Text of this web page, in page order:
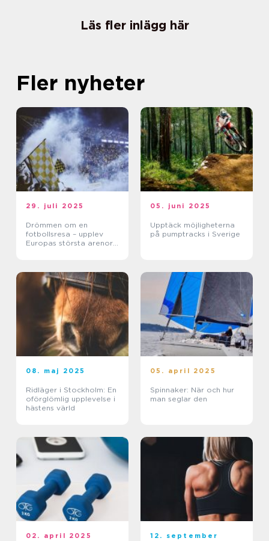
Läs fler inlägg här
Fler nyheter
29. juli 2025
Drömmen om en
fotbollsresa – upplev
Europas största arenor
05. juni 2025
Upptäck möjligheterna
på pumptracks i Sverige
08. maj 2025
Ridläger i Stockholm: En
oförglömlig upplevelse i
hästens värld
05. april 2025
Spinnaker: När och hur
man seglar den
02. april 2025
12. september